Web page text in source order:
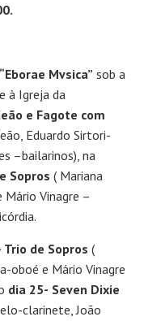
Mvsica” sob a
à Igreja da
e Fagote com
Eduardo Sirtori-
–bailarinos), na
Sopros ( Mariana
Vinagre –
de Sopros (
oboé e Mário Vinagre
dia 25- Seven Dixie
clarinete, João